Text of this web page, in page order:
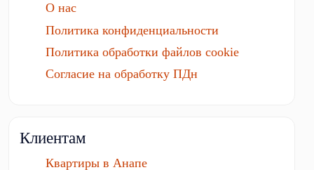
О нас
Политика конфиденциальности
Политика обработки файлов cookie
Согласие на обработку ПДн
Клиентам
Квартиры в Анапе